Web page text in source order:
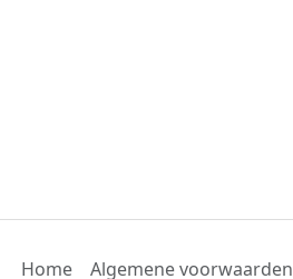
Home Algemene voorwaarden